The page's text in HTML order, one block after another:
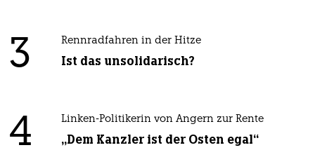
3 Rennradfahren in der Hitze
Ist das unsolidarisch?
4 Linken-Politikerin von Angern zur Rente
„Dem Kanzler ist der Osten egal“